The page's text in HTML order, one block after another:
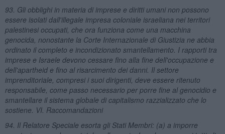
93. Gli obblighi in materia di imprese e diritti umani non possono
essere isolati dall'illegale impresa coloniale israeliana nei territori
palestinesi occupati, che ora funziona come una macchina
genocida, nonostante la Corte Internazionale di Giustizia ne abbia
ordinato il completo e incondizionato smantellamento. I rapporti tra
imprese e Israele devono cessare fino alla fine dell'occupazione e
dell'apartheid e fino al risarcimento dei danni. Il settore
imprenditoriale, compresi i suoi dirigenti, deve essere ritenuto
responsabile, come passo necessario per porre fine al genocidio e
smantellare il sistema globale di capitalismo razzializzato che lo
sostiene. VI. Raccomandazioni
94. Il Relatore Speciale esorta gli Stati Membri: (a) a imporre